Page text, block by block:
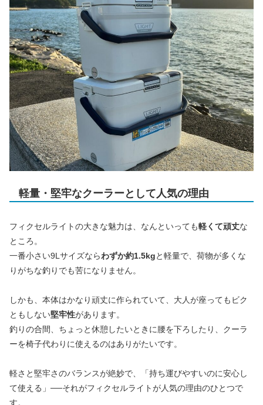
軽量・堅牢なクーラーとして人気の理由
フィクセルライトの大きな魅力は、なんといっても軽くて頑丈な
ところ。
一番小さい9Lサイズならわずか約1.5kgと軽量で、荷物が多くな
りがちな釣りでも苦になりません。
しかも、本体はかなり頑丈に作られていて、大人が座ってもビク
ともしない堅牢性があります。
釣りの合間、ちょっと休憩したいときに腰を下ろしたり、クーラ
ーを椅子代わりに使えるのはありがたいです。
軽さと堅牢さのバランスが絶妙で、「持ち運びやすいのに安心し
て使える」──それがフィクセルライトが人気の理由のひとつで
す。